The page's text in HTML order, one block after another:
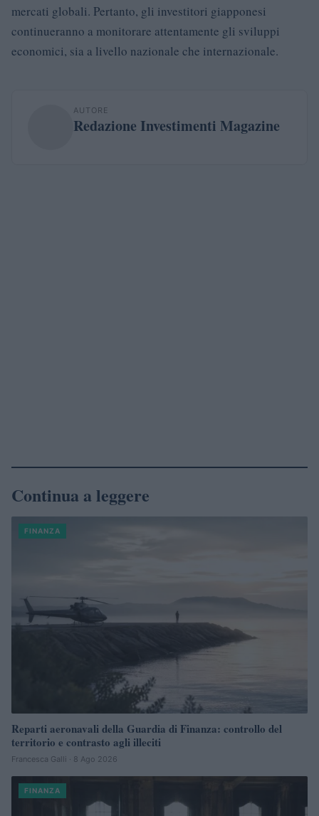
mercati globali. Pertanto, gli investitori giapponesi
continueranno a monitorare attentamente gli sviluppi
economici, sia a livello nazionale che internazionale.
AUTORE
Redazione Investimenti Magazine
Continua a leggere
FINANZA
Reparti aeronavali della Guardia di Finanza: controllo del
territorio e contrasto agli illeciti
Francesca Galli · 8 Ago 2026
FINANZA